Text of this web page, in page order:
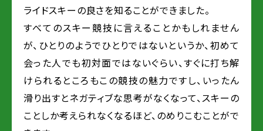
ライドスキーの良さを知ることができました。
すべてのスキー競技に言えることかもしれません
が、ひとりのようでひとりではないというか、初めて
会った人でも初対面ではないぐらい、すぐに打ち解
けられるところもこの競技の魅力ですし、いったん
滑り出すとネガティブな思考がなくなって、スキーの
ことしか考えられなくなるほど、のめりこむことがで